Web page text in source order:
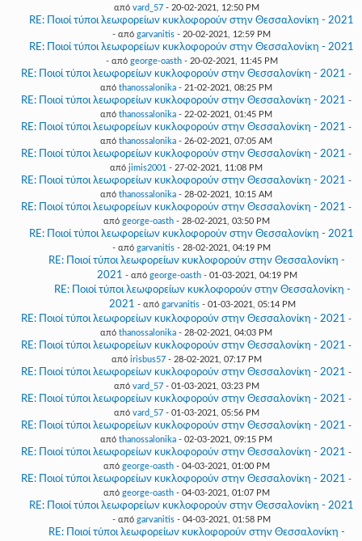
από vard_57- 20-02-2021, 12:50 PM
RE: Ποιοί τύποι λεωφορείων κυκλοφορούν στην Θεσσαλονίκη - 2021
- από garvanitis - 20-02-2021, 12:59 PM
RE: Ποιοί τύποι λεωφορείων κυκλοφορούν στην Θεσσαλονίκη - 2021
- από george-oasth- 20-02-2021, 11:45 PM
RE: Ποιοί τύποι λεωφορείων κυκλοφορούν στην Θεσσαλονίκη - 2021 -
από thanossalonika - 21-02-2021, 08:25 PM
RE: Ποιοί τύποι λεωφορείων κυκλοφορούν στην Θεσσαλονίκη - 2021 -
από thanossalonika - 22-02-2021, 01:45 PM
RE: Ποιοί τύποι λεωφορείων κυκλοφορούν στην Θεσσαλονίκη - 2021 -
από thanossalonika - 26-02-2021, 07:05 AM
RE: Ποιοί τύποι λεωφορείων κυκλοφορούν στην Θεσσαλονίκη - 2021 -
από jimis2001 - 27-02-2021, 11:08 PM
RE: Ποιοί τύποι λεωφορείων κυκλοφορούν στην Θεσσαλονίκη - 2021 -
από thanossalonika - 28-02-2021, 10:15 AM
RE: Ποιοί τύποι λεωφορείων κυκλοφορούν στην Θεσσαλονίκη - 2021 -
από george-oasth- 28-02-2021, 03:50 PM
RE: Ποιοί τύποι λεωφορείων κυκλοφορούν στην Θεσσαλονίκη - 2021
- από garvanitis - 28-02-2021, 04:19 PM
RE: Ποιοί τύποι λεωφορείων κυκλοφορούν στην Θεσσαλονίκη -
2021 - από george-oasth- 01-03-2021, 04:19 PM
RE: Ποιοί τύποι λεωφορείων κυκλοφορούν στην Θεσσαλονίκη -
2021 - από garvanitis- 01-03-2021, 05:14 PM
RE: Ποιοί τύποι λεωφορείων κυκλοφορούν στην Θεσσαλονίκη - 2021 -
από thanossalonika - 28-02-2021, 04:03 PM
RE: Ποιοί τύποι λεωφορείων κυκλοφορούν στην Θεσσαλονίκη - 2021 -
από irisbus57- 28-02-2021, 07:17 PM
RE: Ποιοί τύποι λεωφορείων κυκλοφορούν στην Θεσσαλονίκη - 2021 -
από vard_57- 01-03-2021, 03:23 PM
RE: Ποιοί τύποι λεωφορείων κυκλοφορούν στην Θεσσαλονίκη - 2021 -
από vard_57- 01-03-2021, 05:56 PM
RE: Ποιοί τύποι λεωφορείων κυκλοφορούν στην Θεσσαλονίκη - 2021 -
από thanossalonika - 02-03-2021, 09:15 PM
RE: Ποιοί τύποι λεωφορείων κυκλοφορούν στην Θεσσαλονίκη - 2021 -
από george-oasth- 04-03-2021, 01:00 PM
RE: Ποιοί τύποι λεωφορείων κυκλοφορούν στην Θεσσαλονίκη - 2021 -
από george-oasth- 04-03-2021, 01:07 PM
RE: Ποιοί τύποι λεωφορείων κυκλοφορούν στην Θεσσαλονίκη - 2021
- από garvanitis - 04-03-2021, 01:58 PM
RE: Ποιοί τύποι λεωφορείων κυκλοφορούν στην Θεσσαλονίκη -